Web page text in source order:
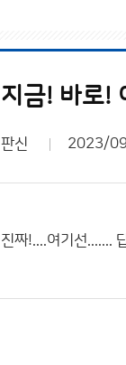
지금! 바로!
판신 2023/
진짜!....여기선.......